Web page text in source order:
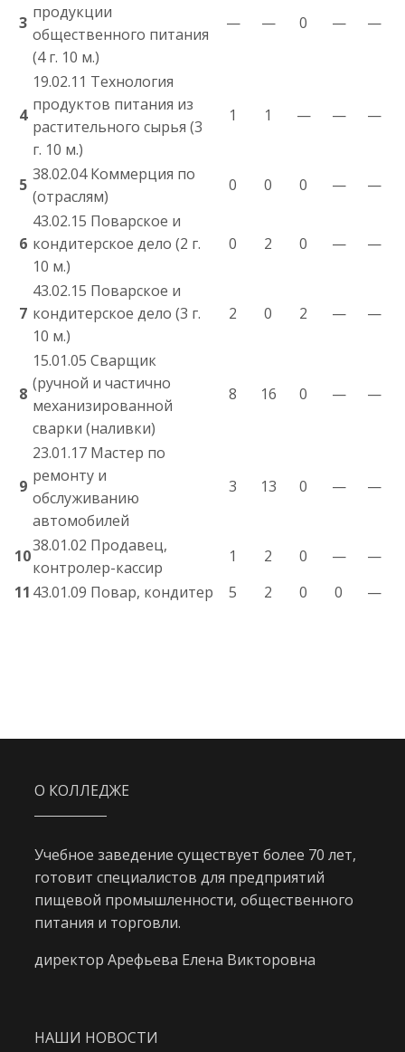
3
продукции
общественного питания
(4 г. 10 м.)
— — 0 — —
4
19.02.11 Технология
продуктов питания из
растительного сырья (3
г. 10 м.)
1 1 — — —
5
38.02.04 Коммерция по
(отраслям)
0 0 0 — —
6
43.02.15 Поварское и
кондитерское дело (2 г.
10 м.)
0 2 0 — —
7
43.02.15 Поварское и
кондитерское дело (3 г.
10 м.)
2 0 2 — —
8
15.01.05 Сварщик
(ручной и частично
механизированной
сварки (наливки)
8 16 0 — —
9
23.01.17 Мастер по
ремонту и
обслуживанию
автомобилей
3 13 0 — —
10
38.01.02 Продавец,
контролер-кассир
1 2 0 —
—
11 43.01.09 Повар, кондитер 5 2 0 0 —
О КОЛЛЕДЖЕ
Учебное заведение существует более 70 лет,
готовит специалистов для предприятий
пищевой промышленности, общественного
питания и торговли.
директор Арефьева Елена Викторовна
НАШИ НОВОСТИ